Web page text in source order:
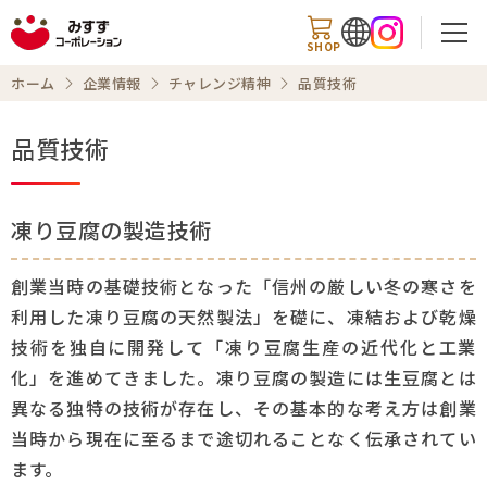
SHOP
ホーム
企業トップ
会社案内
事業内容
ホーム 企業情報 チャレンジ精神 品質技術
品質技術
凍り豆腐の製造技術
創業当時の基礎技術となった「信州の厳しい冬の寒さを
利用した凍り豆腐の天然製法」を礎に、凍結および乾燥
技術を独自に開発して「凍り豆腐生産の近代化と工業
化」を進めてきました。凍り豆腐の製造には生豆腐とは
異なる独特の技術が存在し、その基本的な考え方は創業
当時から現在に至るまで途切れることなく伝承されてい
ます。